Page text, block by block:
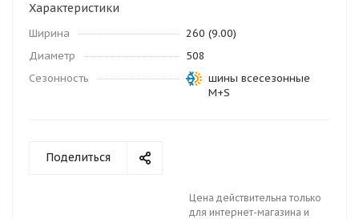
Характеристики
Ширина
260 (9.00)
Диаметр
508
Сезонность
шины всесезонные
M+S
Поделиться
Цена действительна только
для интернет-магазина и